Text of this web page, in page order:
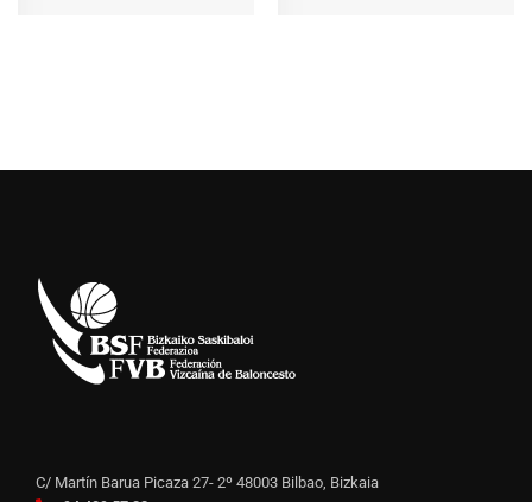
C/ Martín Barua Picaza 27- 2º 48003 Bilbao, Bizkaia